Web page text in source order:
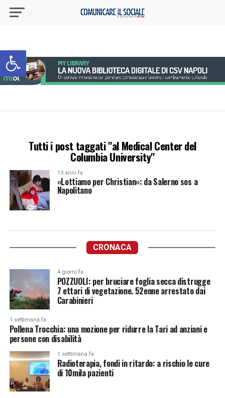
Apri la barra degli strumenti
Tutti i post taggati "al Medical Center del
Columbia University"
13 anni fa
«Lottiamo per Christian»: da Salerno sos a
Napolitano
CRONACA
4 giorni fa
POZZUOLI: per bruciare foglia secca distrugge
7 ettari di vegetazione. 52enne arrestato dai
Carabinieri
1 settimana fa
Pollena Trocchia: una mozione per ridurre la Tari ad anziani e
persone con disabilità
1 settimana fa
Radioterapia, fondi in ritardo: a rischio le cure
di 10mila pazienti